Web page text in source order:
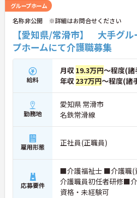
グループホーム
名称非公開 ※詳細はお問合せください
【愛知県/常滑市】 大手グル
プホームにて介護職募集
給料
月収 19.3万円～程度(諸
年収 237万円～程度(諸
勤務地
愛知県 常滑市
名鉄常滑線
雇用形態 正社員(正職員)
応募要件
■介護福祉士 ■介護職(
介護職員初任者研修■
資格・未経験可